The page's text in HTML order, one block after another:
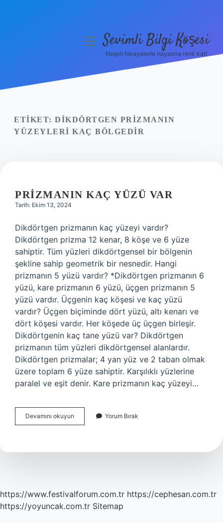
Yasal Uyarı
menüyüSevimli Bilgi Köşesi
Neşeli hikayelerle hayatına renk kat!
ETIKET: DIKDÖRTGEN PRIZMANIN
YÜZEYLERI KAÇ BÖLGEDIR
PRIZMANIN KAÇ YÜZÜ VAR
Tarih: Ekim 13, 2024
Dikdörtgen prizmanın kaç yüzeyi vardır?
Dikdörtgen prizma 12 kenar, 8 köşe ve 6 yüze
sahiptir. Tüm yüzleri dikdörtgensel bir bölgenin
şekline sahip geometrik bir nesnedir. Hangi
prizmanın 5 yüzü vardır? *Dikdörtgen prizmanın 6
yüzü, kare prizmanın 6 yüzü, üçgen prizmanın 5
yüzü vardır. Üçgenin kaç köşesi ve kaç yüzü
vardır? Üçgen biçiminde dört yüzü, altı kenarı ve
dört köşesi vardır. Her köşede üç üçgen birleşir.
Dikdörtgenin kaç tane yüzü var? Dikdörtgen
prizmanın tüm yüzleri dikdörtgensel alanlardır.
Dikdörtgen prizmalar; 4 yan yüz ve 2 taban olmak
üzere toplam 6 yüze sahiptir. Karşılıklı yüzlerine
paralel ve eşit denir. Kare prizmanın kaç yüzeyi…
Devamını okuyun Prizmanın
Kaç
Yorum Bırak
https://www.festivalforum.com.tr https://cephesan.com.tr
https://yoyuncak.com.tr Sitemap